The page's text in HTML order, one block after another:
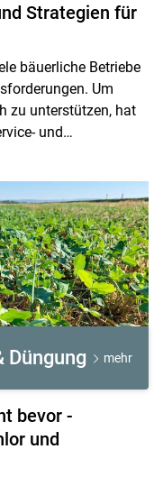
Strategien für
bäuerliche Betriebe
Um
zu unterstützen, hat
und
Düngung mehr
bevor -
und